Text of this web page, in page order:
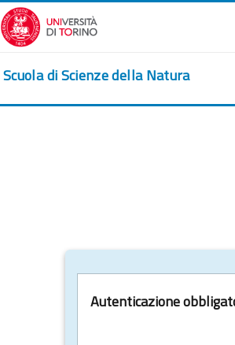
Vai al contenuto principale
Scuola di Scienze della Natura
Autenticazione